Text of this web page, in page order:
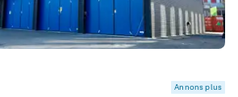
Annons plus